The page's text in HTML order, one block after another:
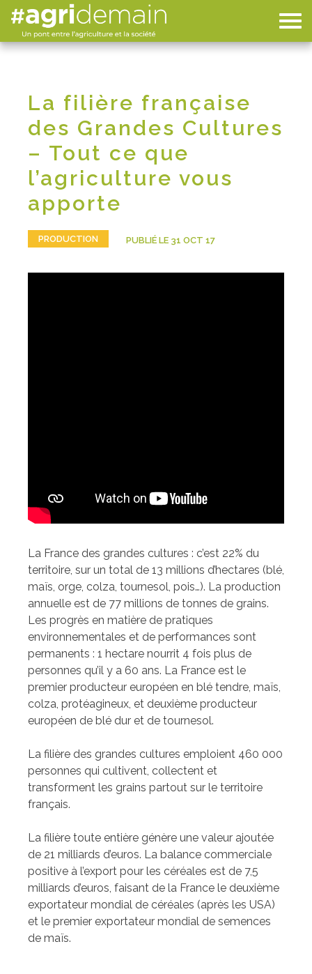
La filière française
des Grandes Cultures
– Tout ce que
l’agriculture vous
apporte
PRODUCTION PUBLIÉ LE 31 OCT 17
La France des grandes cultures : c’est 22% du
territoire, sur un total de 13 millions d’hectares (blé,
maïs, orge, colza, tournesol, pois…). La production
annuelle est de 77 millions de tonnes de grains.
Les progrès en matière de pratiques
environnementales et de performances sont
permanents : 1 hectare nourrit 4 fois plus de
personnes qu’il y a 60 ans. La France est le
premier producteur européen en blé tendre, maïs,
colza, protéagineux, et deuxième producteur
européen de blé dur et de tournesol.
La filière des grandes cultures emploient 460 000
personnes qui cultivent, collectent et
transforment les grains partout sur le territoire
français.
La filière toute entière génère une valeur ajoutée
de 21 milliards d’euros. La balance commerciale
positive à l’export pour les céréales est de 7,5
milliards d’euros, faisant de la France le deuxième
exportateur mondial de céréales (après les USA)
et le premier exportateur mondial de semences
de maïs.